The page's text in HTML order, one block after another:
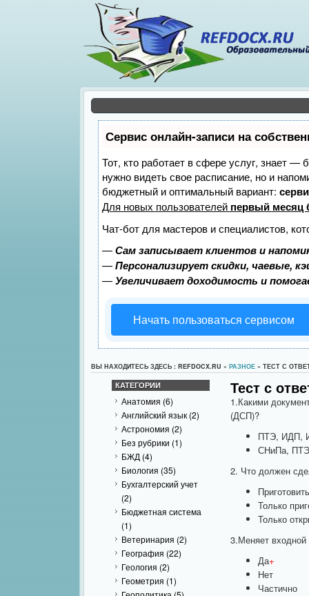
Сервис онлайн-записи на
Тот, кто работает в сфере услуг, знает —
нужно видеть свое расписание, но и
бюджетный и оптимальный вариант:
Для новых пользователей первый месяц
Чат-бот для мастеров и специалистов,
—Сам записывает клиентов и
—Персонализирует скидки, чаевые,
—Увеличивает доходимость и
Начать пользоваться сервисом
ВЫ НАХОДИТЕСЬ ЗДЕСЬ : REFDOCX.RU » РАЗНОЕ » ТЕСТ С
КАТЕГОРИИ
Анатомия (6)
Английский язык (2)
Астрономия (2)
Без рубрики (1)
БЖД (4)
Биология (35)
Бухгалтерский учет
(2)
Бюджетная система
(1)
Ветеринария (2)
География (22)
Геология (2)
Геометрия (1)
Тест с
1.Какими
(ДСП)?
ПТЭ, ИДП,
СНиПа,
2. Что должен
Только
Только
3.Меняет входной
Да+
Нет
Частично